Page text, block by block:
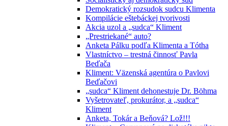
Demokratický rozsudok sudcu Klimenta
Kompilácie eštebáckej tvorivosti
Akcia uzol a „sudca“ Kliment
„Prestriekané“ auto?
Anketa Pálku podľa Klimenta a Tótha
Vlastníctvo – trestná činnosť Pavla
Beďača
Kliment: Väzenská agentúra o Pavlovi
Beďačovi
„sudca“ Kliment dehonestuje Dr. Böhma
Vyšetrovateľ, prokurátor, a „sudca“
Kliment
Anketa, Tokár a Beňová? Lož!!!